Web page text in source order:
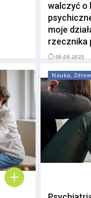
walczyć o
moje
rzecznika
09.09.2023
Nauka,